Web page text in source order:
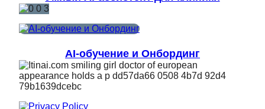
AI-обучение и Онбординг